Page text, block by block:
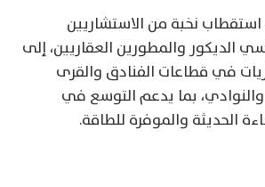
نخبة من الاستشاريين
الديكور والمطورين العقاريين، إلى
في قطاعات الفنادق والقرى
والنوادي، بما يدعم التوسع في
الحديثة والموفرة للطاقة.